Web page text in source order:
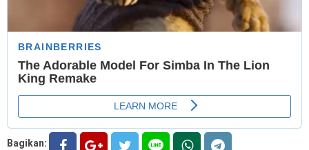
Bagikan: